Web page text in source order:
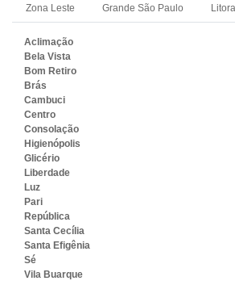
Zona Leste Grande São Paulo
Aclimação
Bela Vista
Bom Retiro
Brás
Cambuci
Centro
Consolação
Higienópolis
Glicério
Liberdade
Luz
Pari
República
Santa Cecília
Santa Efigênia
Sé
Vila Buarque